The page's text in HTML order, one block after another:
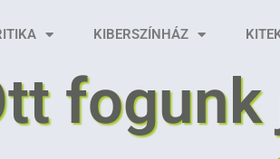
KIBERSZÍNHÁZ